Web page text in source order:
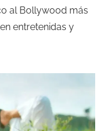
al Bollywood más
entretenidas y